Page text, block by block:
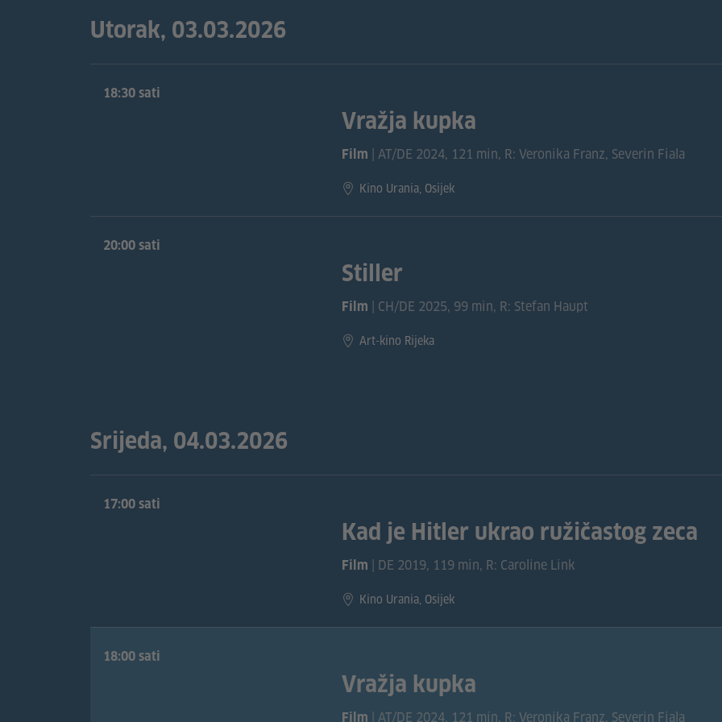
Utorak, 03.03.2026
18:30 sati
Vražja kupka
Film | AT/DE 2024, 121 min, R: Veronika Franz, Severin Fiala
Kino Urania, Osijek
20:00 sati
Stiller
Film | CH/DE 2025, 99 min, R: Stefan Haupt
Art-kino Rijeka
Srijeda, 04.03.2026
17:00 sati
Kad je Hitler ukrao ružičastog zeca
Film | DE 2019, 119 min, R: Caroline Link
Kino Urania, Osijek
18:00 sati
Vražja kupka
Film | AT/DE 2024, 121 min, R: Veronika Franz, Severin Fiala